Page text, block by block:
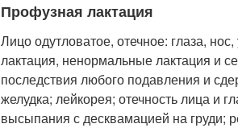
Профузная лактация
Лицо одутловатое, отечное: глаза,
лактация, ненормальные лактация и
последствия любого подавления и
желудка; лейкорея; отечность лица и
высыпания с десквамацией на груди;